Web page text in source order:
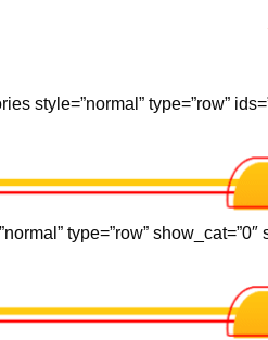
style=”normal” type=”row”
type=”row”